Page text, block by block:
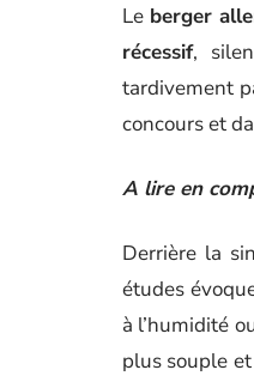
Le berger
récessif,
tardivement
concours et
A lire en
Derrière la
études
à l’humidité
plus souple